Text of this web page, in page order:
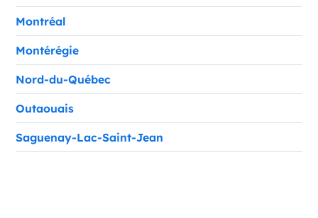
Montréal
Montérégie
Nord-du-Québec
Outaouais
Saguenay-Lac-Saint-Jean